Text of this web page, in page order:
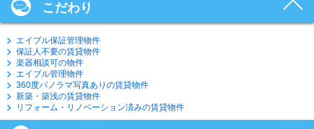
こだわり
エイブル保証管理物件
保証人不要の賃貸物件
楽器相談可の物件
エイブル管理物件
360度パノラマ写真ありの賃貸物件
新築・築浅の賃貸物件
リフォーム・リノベーション済みの賃貸物件